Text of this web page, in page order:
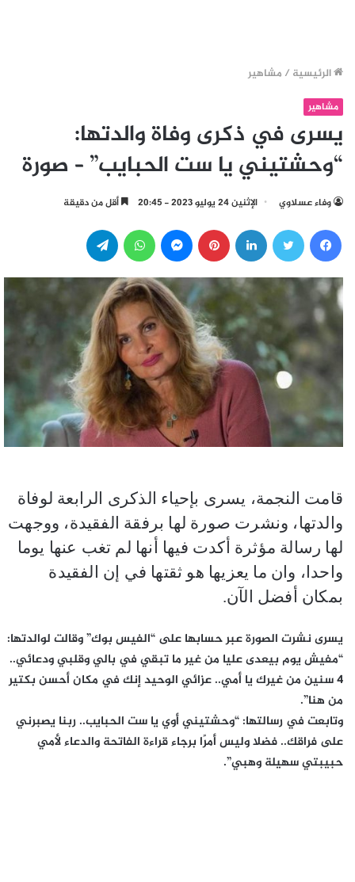
الرئيسية / مشاهير
مشاهير
يسرى في ذكرى وفاة والدتها:
“وحشتيني يا ست الحبايب” – صورة
وفاء عسلاوي الإثنين 24 يوليو 2023 - 20:45 أقل من دقيقة
قامت النجمة، يسرى بإحياء الذكرى الرابعة لوفاة
والدتها، ونشرت صورة لها برفقة الفقيدة، ووجهت
لها رسالة مؤثرة أكدت فيها أنها لم تغب عنها يوما
واحدا، وان ما يعزيها هو ثقتها في إن الفقيدة
بمكان أفضل الآن.
يسرى نشرت الصورة عبر حسابها على “الفيس بوك” وقالت لوالدتها:
“مفيش يوم بيعدى عليا من غير ما تبقي في بالي وقلبي ودعائي..
4 سنين من غيرك يا أمي.. عزائي الوحيد إنك في مكان أحسن بكتير
من هنا”.
وتابعت في رسالتها: “وحشتيني أوي يا ست الحبايب.. ربنا يصبرني
على فراقك.. فضلا وليس أمرًا برجاء قراءة الفاتحة والدعاء لأمي
حبيبتي سهيلة وهبي”.